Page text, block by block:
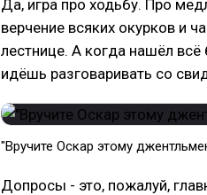
Да, игра про ходьбу. Про
верчение всяких окурков и
лестнице. А когда нашёл всё
идёшь разговаривать со
"Вручите Оскар этому
Допросы - это, пожалуй,